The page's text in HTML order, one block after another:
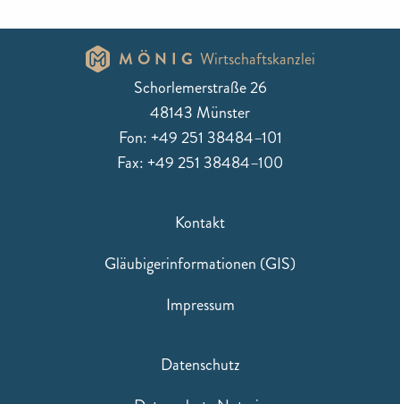
MÖNIG Wirtschaftskanzlei
Schorlemerstraße 26
48143 Münster
Fon: +49 251 38484–101
Fax: +49 251 38484–100
Kontakt
Gläubigerinformationen (GIS)
Impressum
Datenschutz